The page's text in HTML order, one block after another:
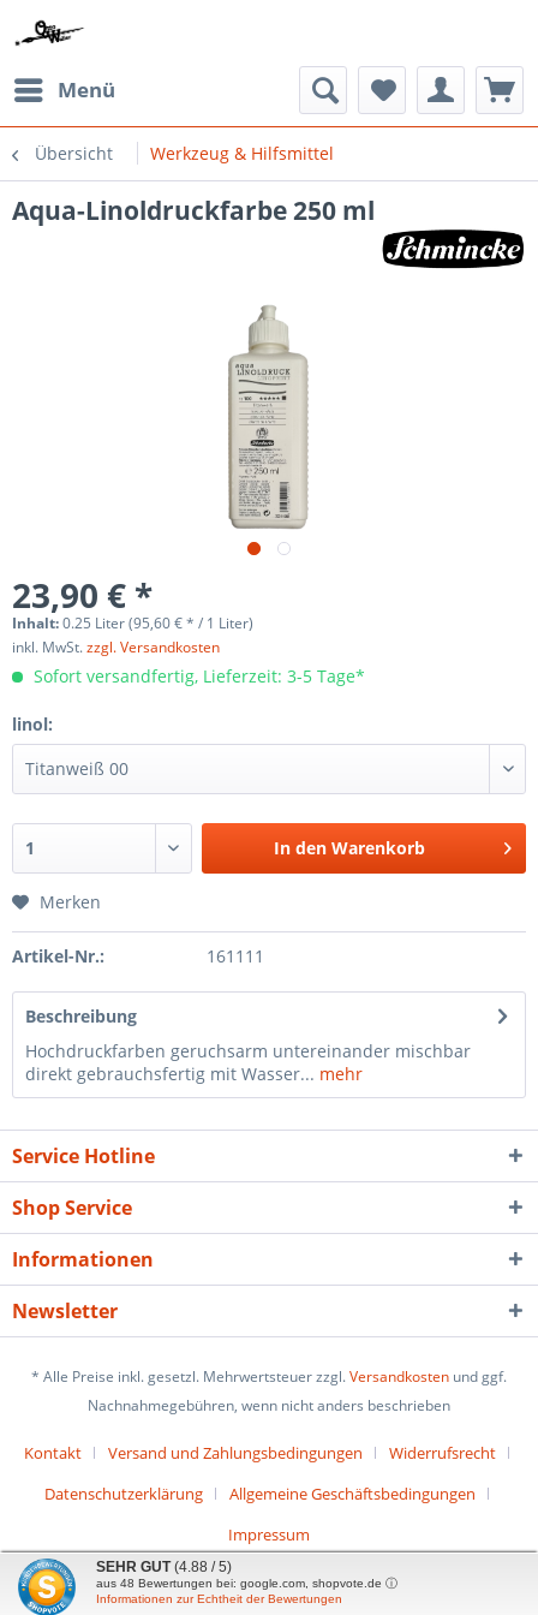
Menü
Übersicht Werkzeug & Hilfsmittel
Aqua-Linoldruckfarbe 250 ml
23,90 € *
Inhalt:0.25 Liter (95,60 € * / 1 Liter)
inkl. MwSt.zzgl. Versandkosten
Sofort versandfertig, Lieferzeit: 3-5 Tage*
linol:
In den Warenkorb
Merken
Artikel-Nr.: 161111
Beschreibung
Hochdruckfarben geruchsarm untereinander mischbar
direkt gebrauchsfertig mit Wasser... mehr
Service Hotline
Shop Service
Informationen
Newsletter
* Alle Preise inkl. gesetzl. Mehrwertsteuer zzgl.Versandkosten und ggf.
Nachnahmegebühren, wenn nicht anders beschrieben
Kontakt Versand und Zahlungsbedingungen
Widerrufsrecht
Datenschutzerklärung
Allgemeine Geschäftsbedingungen
Impressum
SEHR GUT (4.88 / 5)
aus 48 Bewertungen bei: google.com, shopvote.de ⓘ
Informationen zur Echtheit der Bewertungen